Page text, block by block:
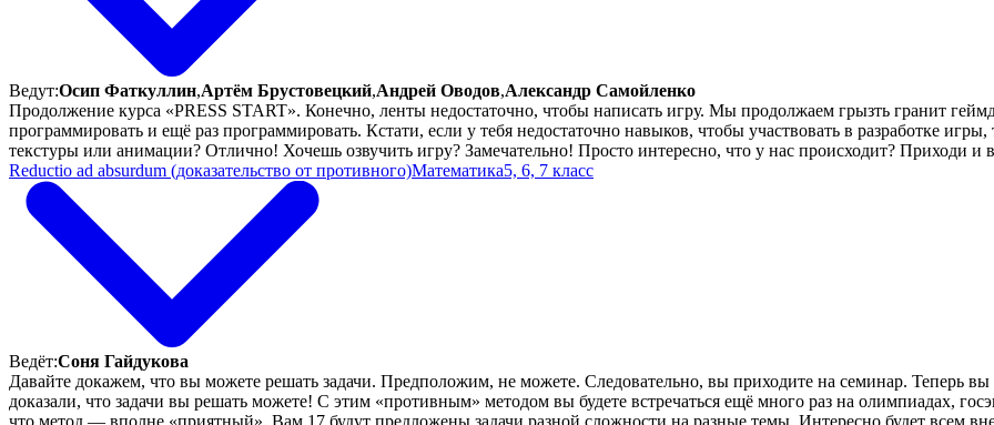
Ведут:Осип Фаткуллин,Артём Брустовецкий,Андрей Оводов,Александр Самойленко
Продолжение курса «PRESS START». Конечно, ленты недостаточно, чтобы написать игру. Мы продолжаем грызть гранит
программировать и ещё раз программировать. Кстати, если у тебя недостаточно навыков, чтобы участвовать в разработке
текстуры или анимации? Отлично! Хочешь озвучить игру? Замечательно! Просто интересно, что у нас происходит? Приходи и
Reductio ad absurdum (доказательство от противного)Математика5, 6, 7 класс
Ведёт:Соня Гайдукова
Давайте докажем, что вы можете решать задачи. Предположим, не можете. Следовательно, вы приходите на семинар. Теперь
доказали, что задачи вы решать можете! С этим «противным» методом вы будете встречаться ещё много раз на олимпиадах,
что метод — вполне «приятный». Вам 17 будут предложены задачи разной сложности на разные темы. Интересно будет всем